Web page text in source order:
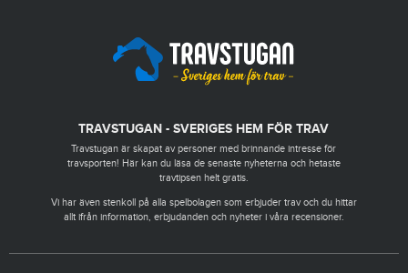
TRAVSTUGAN - SVERIGES HEM FÖR TRAV
Travstugan är skapat av personer med brinnande intresse för
travsporten! Här kan du läsa de senaste nyheterna och hetaste
travtipsen helt gratis.
Vi har även stenkoll på alla spelbolagen som erbjuder trav och du hittar
allt ifrån information, erbjudanden och nyheter i våra recensioner.